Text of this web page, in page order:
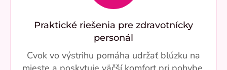
Praktické riešenia pre zdravotnícky
personál
Cvok vo výstrihu pomáha udržať blúzku na